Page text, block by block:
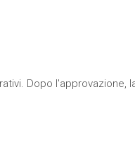
Dopo l'approvazione,